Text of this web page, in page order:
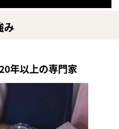
み
年以上の専門家